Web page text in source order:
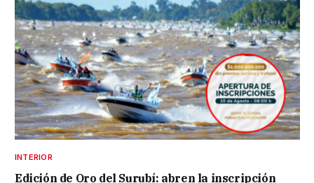
INTERIOR
Edición de Oro del Surubí: abren la inscripción